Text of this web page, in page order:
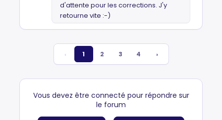
d'attente pour les corrections. J'y
retourne vite :-)
‹ 1 2 3 4 ›
Vous devez être connecté pour répondre sur
le forum